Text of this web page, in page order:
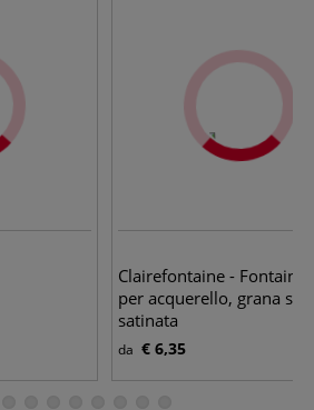
Clairefontaine - Fontaine,
per acquerello, grana
satinata
da € 6,35